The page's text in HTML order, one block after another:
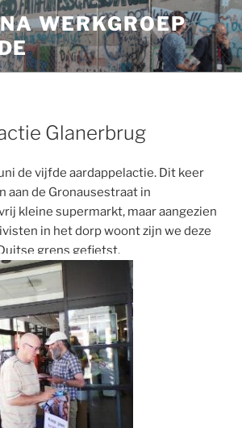
WERKGROEP
Glanerbrug
de vijfde aardappelactie. Dit keer
aan de Gronausestraat in
kleine supermarkt, maar aangezien
in het dorp woont zijn we deze
grens gefietst.